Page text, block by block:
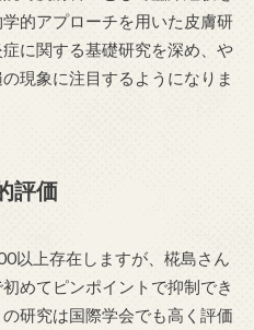
的アプローチを用いた皮膚研
に関する基礎研究を深め、や
現象に注目するようになりま
評価
以上存在しますが、椛島さん
めてピンポイントで抑制でき
研究は国際学会でも高く評価